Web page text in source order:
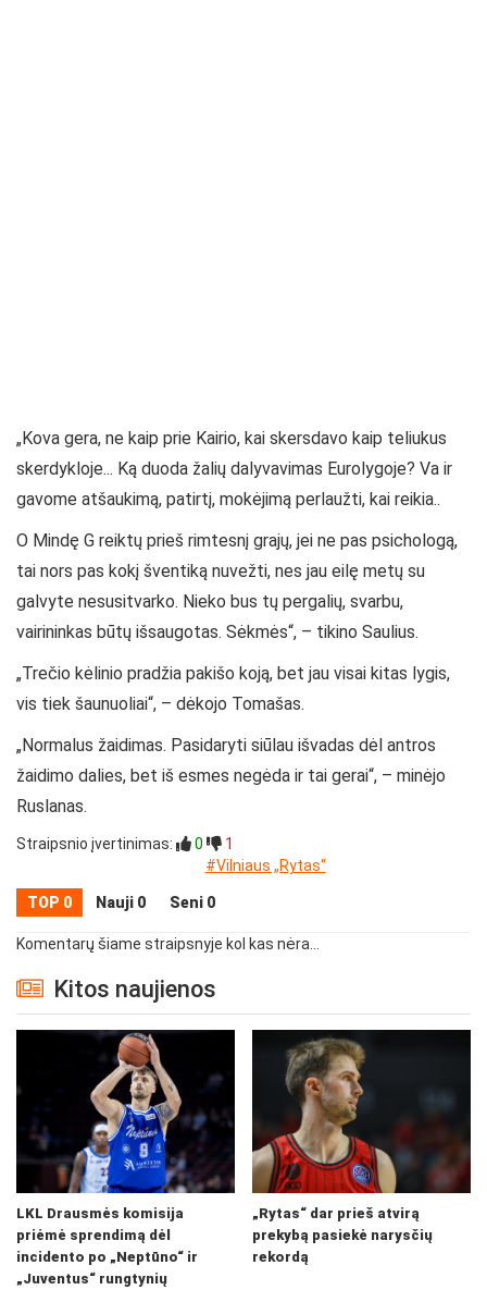
„Kova gera, ne kaip prie Kairio, kai skersdavo kaip teliukus
skerdykloje... Ką duoda žalių dalyvavimas Eurolygoje? Va ir
gavome atšaukimą, patirtį, mokėjimą perlaužti, kai reikia..
O Mindę G reiktų prieš rimtesnį grajų, jei ne pas psichologą,
tai nors pas kokį šventiką nuvežti, nes jau eilę metų su
galvyte nesusitvarko. Nieko bus tų pergalių, svarbu,
vairininkas būtų išsaugotas. Sėkmės“, – tikino Saulius.
„Trečio kėlinio pradžia pakišo koją, bet jau visai kitas lygis,
vis tiek šaunuoliai“, – dėkojo Tomašas.
„Normalus žaidimas. Pasidaryti siūlau išvadas dėl antros
žaidimo dalies, bet iš esmes negėda ir tai gerai“, – minėjo
Ruslanas.
Straipsnio įvertinimas: 0
1
#Vilniaus „Rytas“
TOP 0 Nauji 0 Seni 0
Komentarų šiame straipsnyje kol kas nėra...
Kitos naujienos
LKL Drausmės komisija
priėmė sprendimą dėl
incidento po „Neptūno“ ir
„Juventus“ rungtynių
„Rytas“ dar prieš atvirą
prekybą pasiekė narysčių
rekordą